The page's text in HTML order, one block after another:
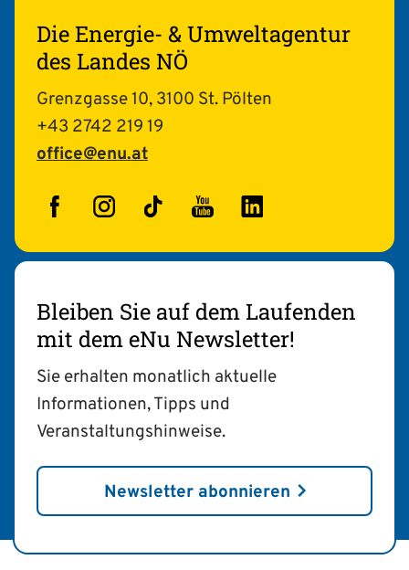
Die Energie- & Umweltagentur
des Landes NÖ
Grenzgasse 10, 3100 St. Pölten
+43 2742 219 19
office@enu.at
FacebookInstagram
TikTokYouTubeLinkedIn
Bleiben Sie auf dem Laufenden
mit dem eNu Newsletter!
Sie erhalten monatlich aktuelle
Informationen, Tipps und
Veranstaltungshinweise.
Newsletter abonnieren